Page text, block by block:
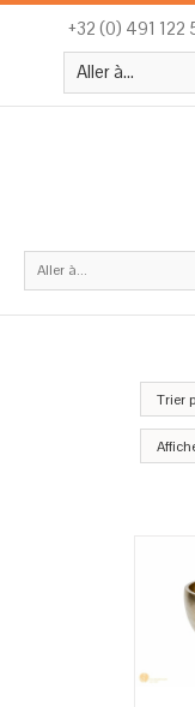
+32 (0) 491 122
Aller à...
Aller à...
Trier